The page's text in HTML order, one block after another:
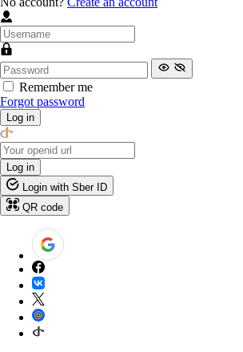
Remember me
Forgot password
Log in
Log in
Login with Sber ID
QR code